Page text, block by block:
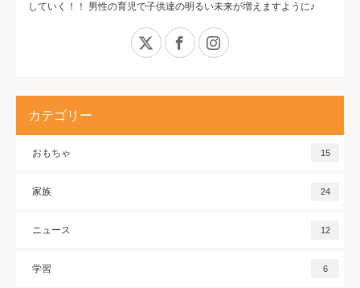
していく！！ 男性の育児で子供達の明るい未来が増えますように♪
X Facebook
カテゴリー
おもちゃ 15
家族 24
ニュース 12
学習 6